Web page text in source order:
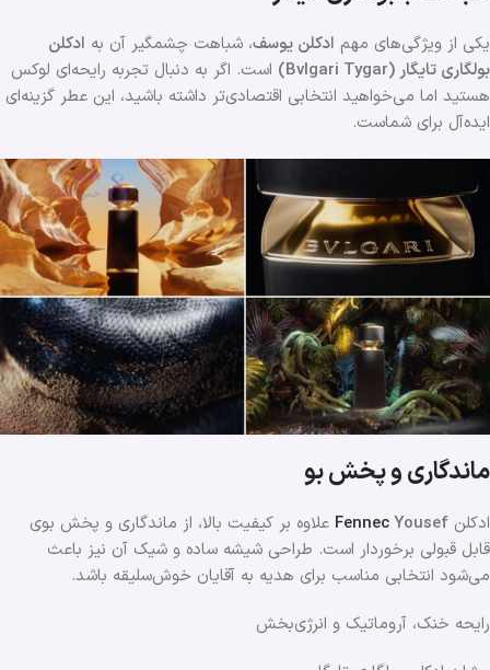
یکی از ویژگی‌های مهم ادکلن یوسف، شباهت چشمگیر آن به ادکلن
بولگاری تایگار (Bvlgari Tygar)
است. اگر به دنبال تجربه رایحه‌ای لوکس
هستید اما می‌خواهید انتخابی اقتصادی‌تر داشته باشید، این عطر گزینه‌ای
ایده‌آل برای شماست.
ماندگاری و پخش بو
ادکلن FennecYousef
علاوه بر کیفیت بالا، از ماندگاری و پخش بوی
قابل قبولی برخوردار است. طراحی شیشه ساده و شیک آن نیز باعث
می‌شود انتخابی مناسب برای هدیه به آقایان خوش‌سلیقه باشد.
رایحه خنک، آروماتیک و انرژی‌بخش